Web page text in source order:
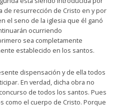
de resurrección de Cristo en y por
el seno de la iglesia que él ganó
ocurriendo
sea completamente
establecido en los santos.
dispensación y de ella todos
En verdad, dicha obra no
de todos los santos. Pues
el cuerpo de Cristo. Porque